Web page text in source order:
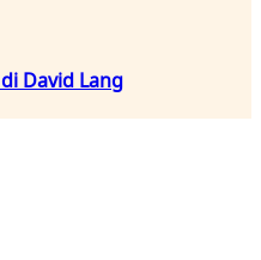
David Lang